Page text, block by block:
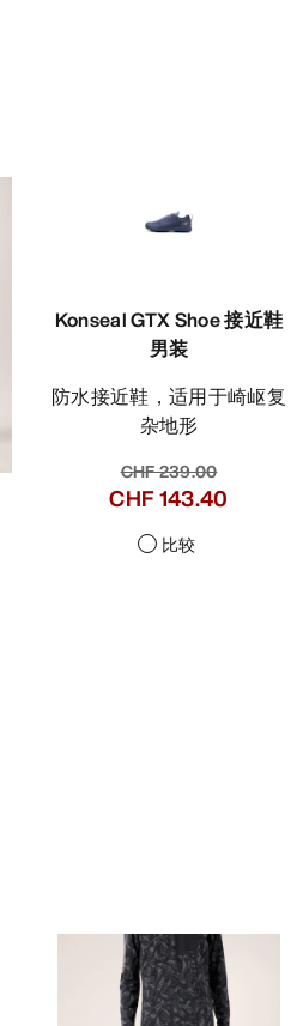
Konseal GTX Shoe 接近鞋
男装
防水接近鞋，适用于崎岖复
杂地形
CHF 239.00
CHF 143.40
比较